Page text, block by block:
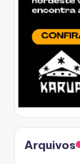
Arquivos